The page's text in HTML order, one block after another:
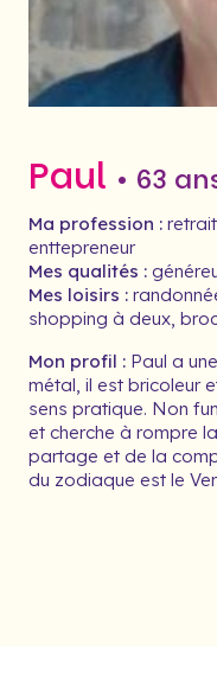
Paul • 63
Ma profession :
enttepreneur
Mes qualités :
Mes loisirs :
shopping à deux,
Mon profil : Paul a
métal, il est bricoleur
sens pratique. Non
et cherche à rompre
partage et de la
du zodiaque est le